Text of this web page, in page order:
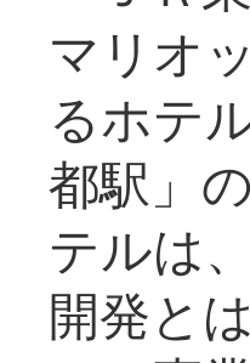
マリオ
るホテ
都駅」
テルは
開発と